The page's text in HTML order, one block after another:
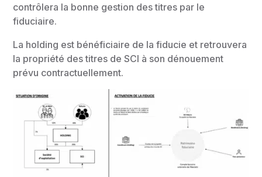
contrôlera la bonne gestion des titres par le
fiduciaire.
La holding est bénéficiaire de la fiducie et retrouvera
la propriété des titres de SCI à son dénouement
prévu contractuellement.